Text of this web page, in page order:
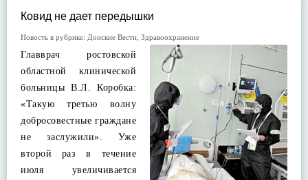
Ковид не дает передышки
Новость в рубрике: Донские Вести Здравоохранение
Главврач ростовской
областной клинической
больницы В.Л. Коробка:
«Такую третью волну
добросовестные граждане
не заслужили». Уже
второй раз в течение
июля увеличивается